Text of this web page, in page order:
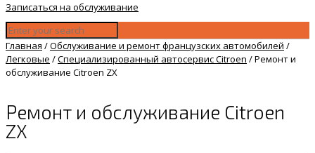
Записаться на обслуживание
Главная /Обслуживание и ремонт французских автомобилей /
Легковые /Специализированный автосервис Citroen /Ремонт и
обслуживание Citroen ZX
Ремонт и обслуживание Citroen
ZX